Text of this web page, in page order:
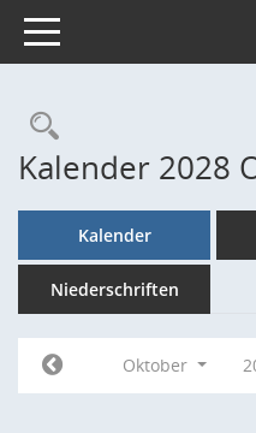
Toggle navigation
Kalender 2028
Kalender
Niederschriften
Oktober